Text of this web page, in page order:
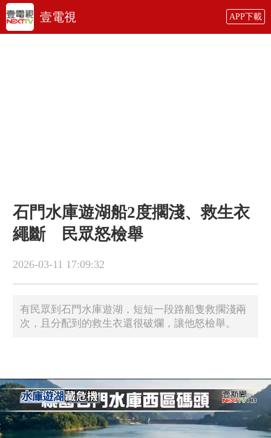
壹電視 APP下載
石門水庫遊湖船2度擱淺、救生衣
繩斷 民眾怒檢舉
2026-03-11 17:09:32
有民眾到石門水庫遊湖，短短一段路船隻救擱淺兩
次，且分配到的救生衣還很破爛，讓他怒檢舉。